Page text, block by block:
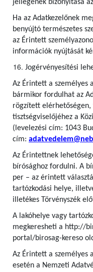
jellegének bizonyítása
Ha az Adatkezelőnek
benyújtó természetes
az Érintett
információk nyújtását
Jogérvényesítési
Az Érintett a személyes
bármikor fordulhat az
rögzített elérhetőségen,
tisztségviselőjéhez a
(levelezési cím: 1043
cím:
Az Érintettnek
bírósághoz fordulni. A
per – az érintett
tartózkodási helye,
illetékes Törvényszék
A lakóhelye vagy
megkeresheti a http://
portal/birosag-kereso
Az Érintett a személyes
esetén a Nemzeti